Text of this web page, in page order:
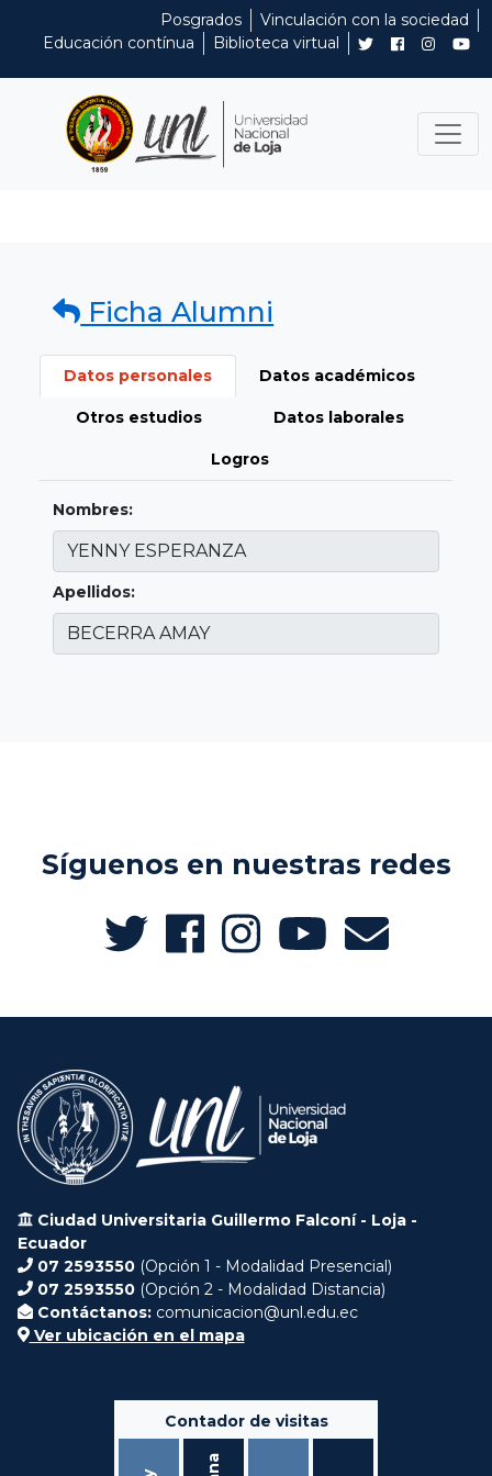
Posgrados
Vinculación con la sociedad
Educación contínua
Biblioteca virtual
Ficha Alumni
Datos personales Datos académicos
Otros estudios Datos laborales
Logros
Nombres:
Apellidos:
Síguenos en nuestras redes
Ciudad Universitaria Guillermo Falconí - Loja -
Ecuador
07 2593550 (Opción 1 - Modalidad Presencial)
07 2593550 (Opción 2 - Modalidad Distancia)
Contáctanos: comunicacion@unl.edu.ec
Ver ubicación en el mapa
Contador de visitas